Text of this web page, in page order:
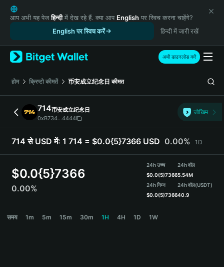
English
日本語
Русский
Español (Latinoamérica)
Türkçe
Italiano
简体中文
繁體中文
Português (Portugal)
हिन्दी
Español (Argentina)
आप अभी यह पेजहिन्दीमें देख रहे हैं. क्या आप English पर स्विच करना चाहेंगे?
English पर स्विच करें
हिन्दी में जारी रखें
अभी डाउनलोड करें
होम क्रिप्टो कीमतें 币安成立纪念日 कीमत
714币安成立纪念日
0xB734...4444
जोखिम
714 से USD में: 1 714 = $0.0{5}7366 USD 0.00% 1D
$0.0{5}7366
0.00%
24h उच्च
$0.0{5}7366
24h निम्न
$0.0{5}7366
24h वॉल
5.54M
24h वॉल(USDT)
40.9
समय 1m 5m 15m 30m 1H 4H 1D 1W